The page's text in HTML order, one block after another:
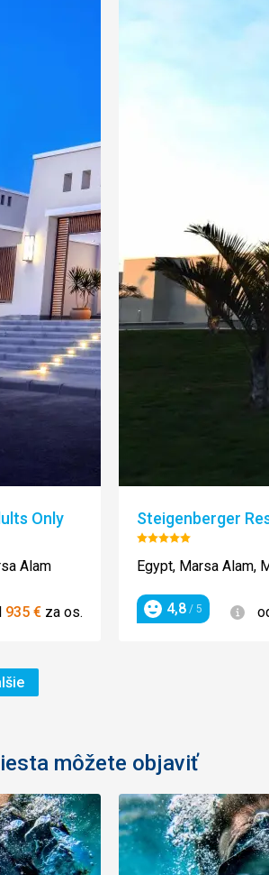
Only
Alam
935 € za os.
Steigenberger
Hodnotenie:
5/5
Egypt, Marsa Alam,
Hodnotenie
4,8 / 5
Stránka
môžete objaviť